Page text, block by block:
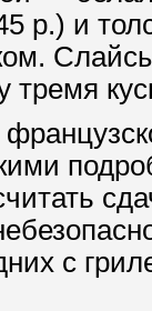
р.) и
с